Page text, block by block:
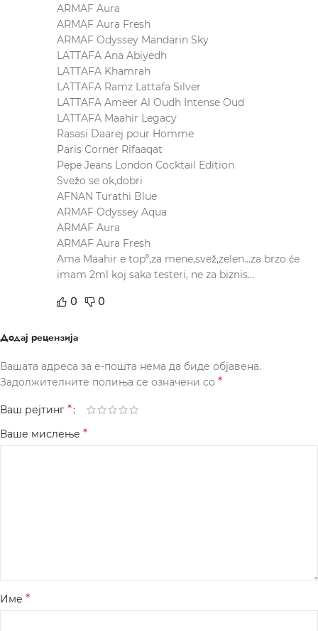
ARMAF Aura
ARMAF Aura Fresh
ARMAF Odyssey Mandarin Sky
LATTAFA Ana Abiyedh
LATTAFA Khamrah
LATTAFA Ramz Lattafa Silver
LATTAFA Ameer Al Oudh Intense Oud
LATTAFA Maahir Legacy
Rasasi Daarej pour Homme
Paris Corner Rifaaqat
Pepe Jeans London Cocktail Edition
Svežo se ok,dobri
AFNAN Turathi Blue
ARMAF Odyssey Aqua
ARMAF Aura
ARMAF Aura Fresh
Ama Maahir e top⁰,za mene,svež,zelen…za brzo će
imam 2ml koj saka testeri, ne za biznis…
0 0
Додај рецензија
Вашата адреса за е-пошта нема да биде објавена.
Задолжителните полиња се означени со *
Ваш рејтинг *
Ваше мислење *
Име *